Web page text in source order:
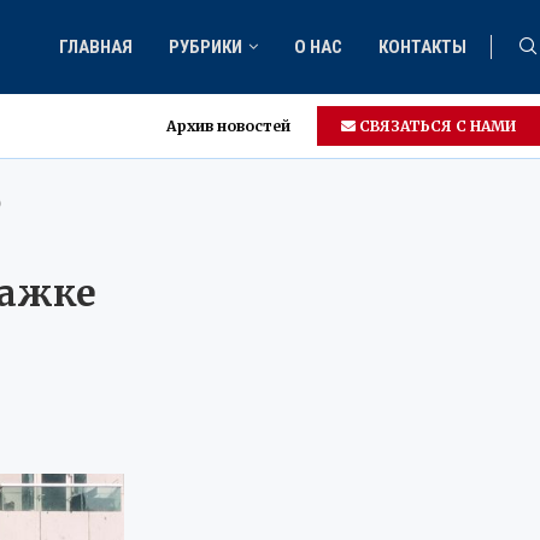
ГЛАВНАЯ РУБРИКИ О НАС КОНТАКТЫ
Архив новостей СВЯЗАТЬСЯ С НАМИ